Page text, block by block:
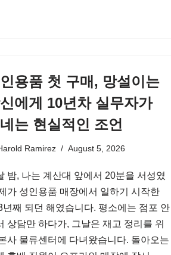
용품 첫 구매, 망설이는
에게 10년차 실무자가
는 현실적인 조언
Ramirez August 5, 2026
밤, 나는 계산대 앞에서 20분을 서성였
가 성인용품 매장에서 일하기 시작한
년째 되던 해였습니다. 평소에는 점포 안
상담만 하다가, 그날은 재고 정리를 위
사 물류센터에 다녀왔습니다. 돌아오는